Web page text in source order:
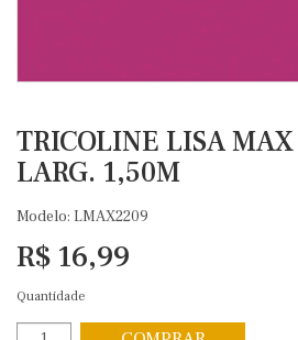
TRICOLINE LISA
LARG. 1,50M
Modelo: LMAX2209
R$ 16,99
Quantidade